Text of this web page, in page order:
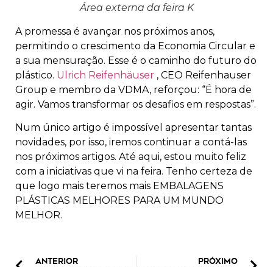
Área externa da feira K
A promessa é avançar nos próximos anos,
permitindo o crescimento da Economia Circular e
a sua mensuração. Esse é o caminho do futuro do
plástico. Ulrich Reifenhäuser , CEO Reifenhauser
Group e membro da VDMA, reforçou: “É hora de
agir. Vamos transformar os desafios em respostas”.
Num único artigo é impossível apresentar tantas
novidades, por isso, iremos continuar a contá-las
nos próximos artigos. Até aqui, estou muito feliz
com a iniciativas que vi na feira. Tenho certeza de
que logo mais teremos mais EMBALAGENS
PLÁSTICAS MELHORES PARA UM MUNDO
MELHOR.
ANTERIOR PRÓXIMO